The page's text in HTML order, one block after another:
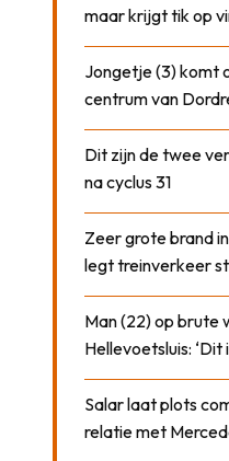
maar krijgt tik op
Jongetje (3) komt
centrum van
Dit zijn de twee
na cyclus 31
Zeer grote brand
legt treinverkeer
Man (22) op brute
Hellevoetsluis:
Salar laat plots
relatie met